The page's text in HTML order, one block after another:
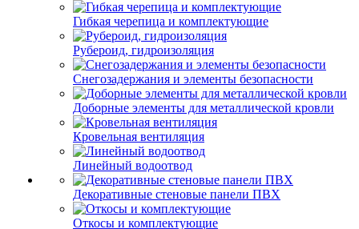
Гибкая черепица и комплектующие
Рубероид, гидроизоляция
Снегозадержания и элементы безопасности
Доборные элементы для металлической кровли
Кровельная вентиляция
Линейный водоотвод
Декоративные стеновые панели ПВХ
Откосы и комплектующие